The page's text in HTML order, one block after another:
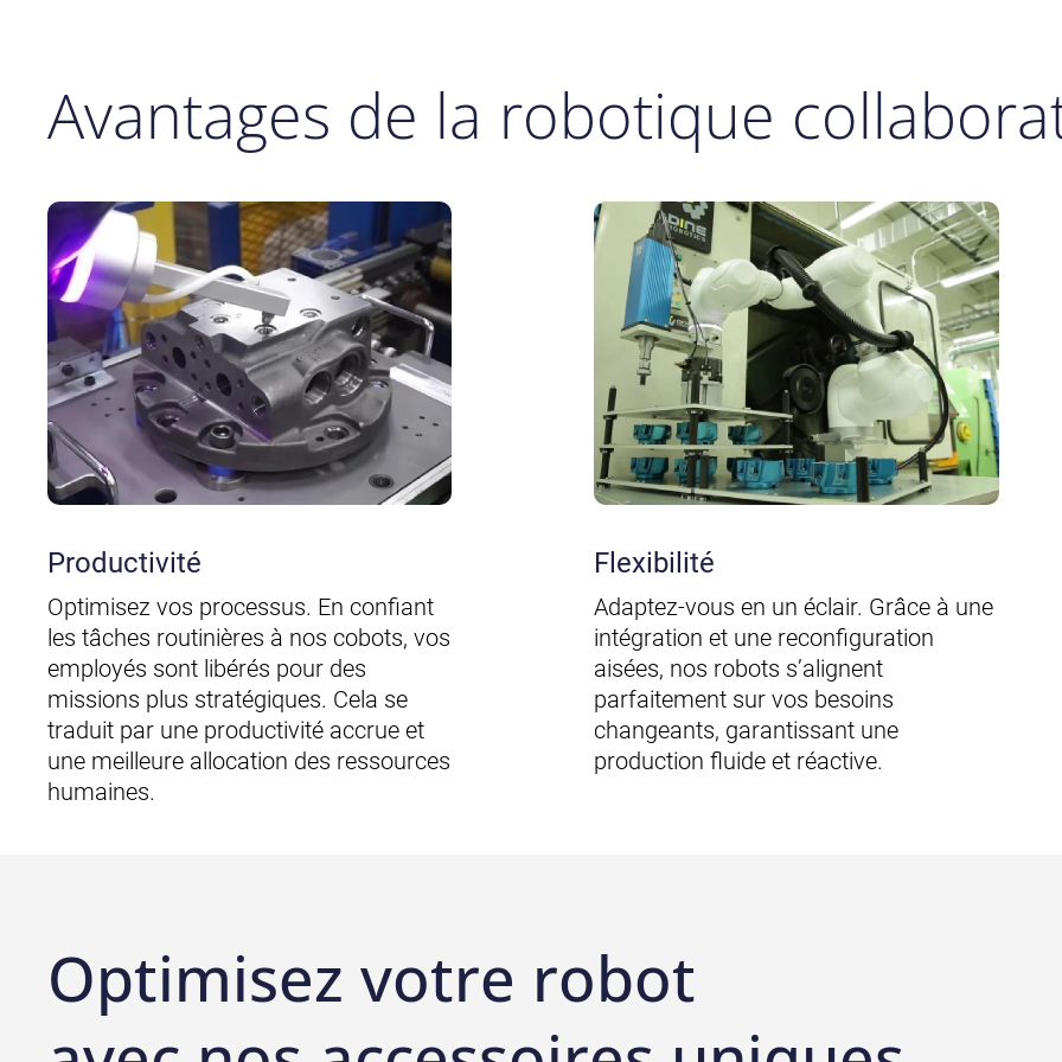
Avantages de la robotique
Productivité
Optimisez vos processus. En confiant
les tâches routinières à nos cobots, vos
employés sont libérés pour des
missions plus stratégiques. Cela se
traduit par une productivité accrue et
une meilleure allocation des ressources
humaines.
Flexibilité
Adaptez-vous en un éclair. Grâce à une
intégration et une reconfiguration
aisées, nos robots s’alignent
parfaitement sur vos besoins
changeants, garantissant une
production fluide et réactive.
Optimisez votre robot